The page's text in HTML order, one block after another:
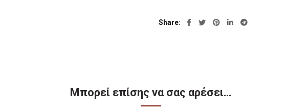
Share
Μπορεί επίσης να σας αρέσει…